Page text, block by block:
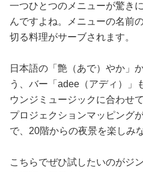
一つひとつのメニューが驚き
んですよね。メニューの名前
切る料理がサーブされます。
日本語の「艶（あで）やか」
う、バー「adee（アディ）」
ウンジミュージックに合わせ
プロジェクションマッピング
で、20階からの夜景を楽しみ
こちらでぜひ試したいのがジ